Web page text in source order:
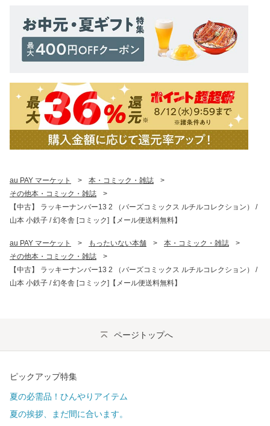
au PAY マーケット > 本・コミック・雑誌
>
その他本・コミック・雑誌
>
【中古】 ラッキーナンバー13 2 （バーズコミックス ルチルコレクション） /
山本 小鉄子 / 幻冬舎 [コミック]【メール便送料無料】
au PAY マーケット > もったいない本舗 > 本・コミック・雑誌
>
その他本・コミック・雑誌
>
【中古】 ラッキーナンバー13 2 （バーズコミックス ルチルコレクション） /
山本 小鉄子 / 幻冬舎 [コミック]【メール便送料無料】
ページトップへ
ピックアップ特集
夏の必需品！ひんやりアイテム
夏の挨拶、まだ間に合います。